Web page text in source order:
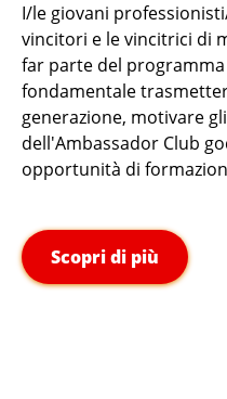
I/le giovani
vincitori e le vincitrici di
far parte del programma
fondamentale
generazione, motivare
dell'Ambassador Club
opportunità di
Scopri di più